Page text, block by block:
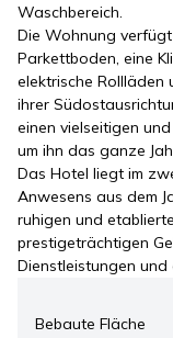
Waschbereich.
Die Wohnung verfügt
Parkettboden, eine
elektrische Rollläden
ihrer
einen vielseitigen
um ihn das ganze
Das Hotel liegt im
Anwesens aus dem
ruhigen und
prestigeträchtigen
Dienstleistungen und
Bebaute Fläche